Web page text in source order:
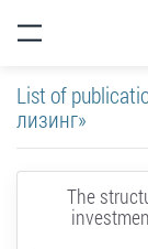
List of
лизинг»
The